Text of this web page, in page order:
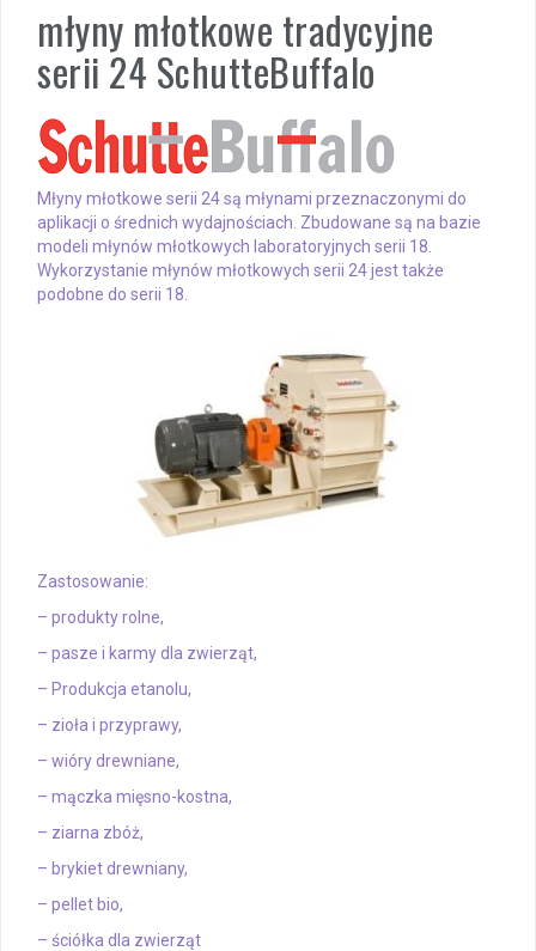
młyny młotkowe tradycyjne
serii 24 SchutteBuffalo
Młyny młotkowe serii 24 są młynami przeznaczonymi do
aplikacji o średnich wydajnościach. Zbudowane są na bazie
modeli młynów młotkowych laboratoryjnych serii 18.
Wykorzystanie młynów młotkowych serii 24 jest także
podobne do serii 18.
Zastosowanie:
– produkty rolne,
– pasze i karmy dla zwierząt,
– Produkcja etanolu,
– zioła i przyprawy,
– wióry drewniane,
– mączka mięsno-kostna,
– ziarna zbóż,
– brykiet drewniany,
– pellet bio,
– ściółka dla zwierząt